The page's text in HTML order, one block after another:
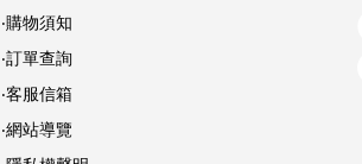
‧購物須知
‧訂單查詢
‧客服信箱
‧網站導覽